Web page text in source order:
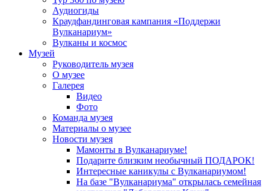
Аудиогиды
Краудфандинговая кампания «Поддержи
Вулканариум»
Вулканы и космос
Музей
Руководитель музея
О музее
Галерея
Видео
Фото
Команда музея
Материалы о музее
Новости музея
Мамонты в Вулканариуме!
Подарите близким необычный ПОДАРОК!
Интересные каникулы с Вулканариумом!
На базе "Вулканариума" открылась семейная